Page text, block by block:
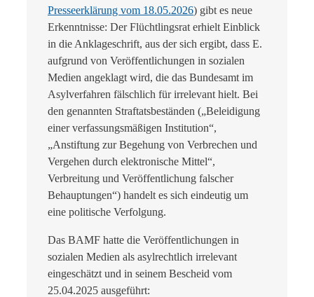
Presseerklärung vom 18.05.2026) gibt es neue
Erkenntnisse: Der Flüchtlingsrat erhielt Einblick
in die Anklageschrift, aus der sich ergibt, dass E.
aufgrund von Veröffentlichungen in sozialen
Medien angeklagt wird, die das Bundesamt im
Asylverfahren fälschlich für irrelevant hielt. Bei
den genannten Straftatsbeständen („Beleidigung
einer verfassungsmäßigen Institution“,
„Anstiftung zur Begehung von Verbrechen und
Vergehen durch elektronische Mittel“,
Verbreitung und Veröffentlichung falscher
Behauptungen“) handelt es sich eindeutig um
eine politische Verfolgung.
Das BAMF hatte die Veröffentlichungen in
sozialen Medien als asylrechtlich irrelevant
eingeschätzt und in seinem Bescheid vom
25.04.2025 ausgeführt: